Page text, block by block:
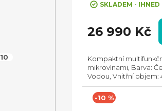
10
SKLADEM - IHNED
26 990 Kč
Kompaktní
mikrovlnami, Barva:
Vodou, Vnitřní objem:
3000 W, Gril, Rozměry
455x595x567 mm,
sonda,...
-10 %